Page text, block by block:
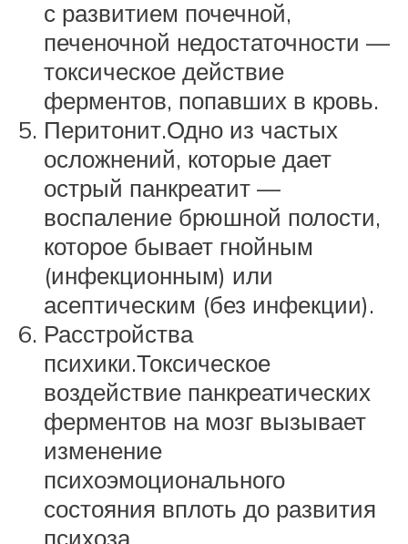
с развитием почечной,
печеночной недостаточности —
токсическое действие
ферментов, попавших в кровь.
Перитонит.Одно из частых
осложнений, которые дает
острый панкреатит —
воспаление брюшной полости,
которое бывает гнойным
(инфекционным) или
асептическим (без инфекции).
Расстройства
психики.Токсическое
воздействие панкреатических
ферментов на мозг вызывает
изменение
психоэмоционального
состояния вплоть до развития
психоза.